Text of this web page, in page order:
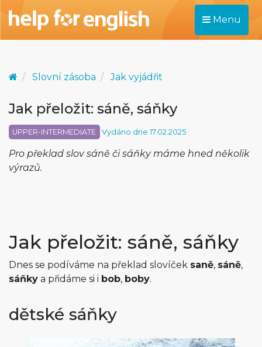
Menu
Slovní zásoba Jak vyjádřit
Jak přeložit: sáně, sáňky
UPPER-INTERMEDIATE Vydáno dne 17.02.2025
Pro překlad slov sáně či sáňky máme hned několik
výrazů.
Jak přeložit: sáně, sáňky
Dnes se podíváme na překlad slovíček saně, sáně,
sáňky a přidáme si i bob, boby.
dětské sáňky